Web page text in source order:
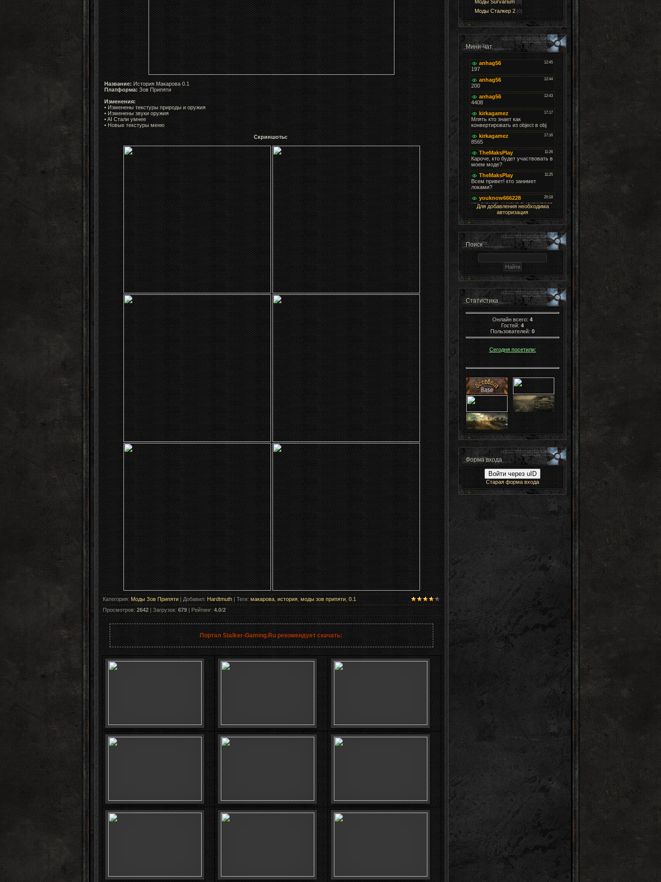
Название:История Макарова 0.1
Платформа: Зов Припяти
Изменения:
• Изменены текстуры природы и оружия
• Изменены звуки оружия
• AI Стали умнее
• Новые текстуры меню
Скриншоты:
Категория: Моды Зов Припяти|Добавил:Hardtmuth | Теги:макарова, история ,моды зов припяти ,0.1
Просмотров: 2642 | Загрузок:679 | Рейтинг: 4.0/2
Портал Stalker-Gaming.Ru рекомендует скачать:
Моды Survarium [0]
Моды Cталкер 2 [0]
Мини-чат
Для добавления необходима
авторизация
Поиск
Статистика
Онлайн всего: 4
Гостей: 4
Пользователей: 0
Сегодня посетили:
Форма входа
Войти через uID
Старая форма входа